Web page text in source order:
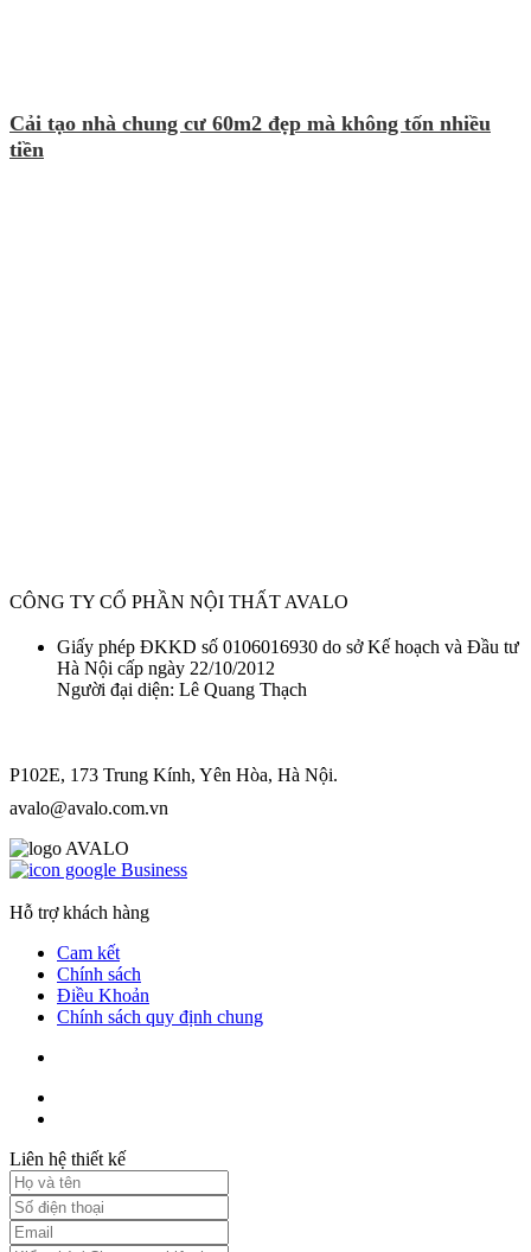
Cải tạo nhà chung cư 60m2 đẹp mà không tốn nhiều
tiền
CÔNG TY CỔ PHẦN NỘI THẤT AVALO
Giấy phép ĐKKD số 0106016930 do sở Kế hoạch và Đầu tư
Hà Nội cấp ngày 22/10/2012
Người đại diện: Lê Quang Thạch
P102E, 173 Trung Kính, Yên Hòa, Hà Nội.
avalo@avalo.com.vn
Hỗ trợ khách hàng
Cam kết
Chính sách
Điều Khoản
Chính sách quy định chung
Liên hệ thiết kế